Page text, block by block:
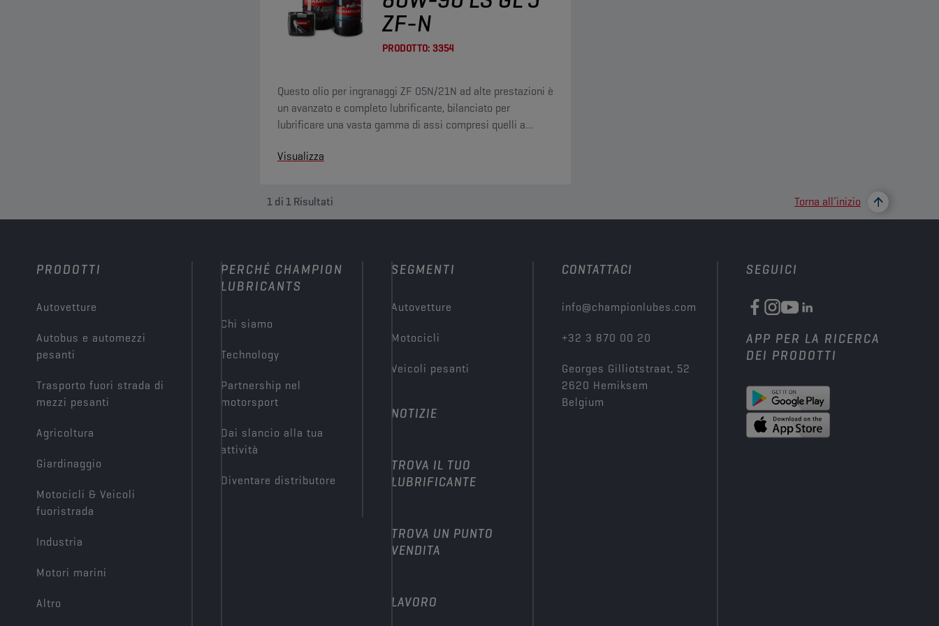
ZF-N
PRODOTTO: 3354
Questo olio per ingranaggi ZF 05N/21N ad alte prestazioni è
un avanzato e completo lubrificante, bilanciato per
lubrificare una vasta gamma di assi compresi quelli a
Visualizza
1di 1Risultati Torna all’inizio
PRODOTTI
Autovetture
Autobus e automezzi
pesanti
Trasporto fuori strada di
mezzi pesanti
Agricoltura
Giardinaggio
Motocicli & Veicoli
fuoristrada
Industria
Motori marini
Altro
PERCHÉ CHAMPION
LUBRICANTS
Chi siamo
Technology
Partnership nel
motorsport
Dai slancio alla tua
attività
Diventare distributore
SEGMENTI
Autovetture
Motocicli
Veicoli pesanti
NOTIZIE
TROVA IL TUO
LUBRIFICANTE
TROVA UN PUNTO
VENDITA
LAVORO
CONTATTACI
info@championlubes.com
+32 3 870 00 20
Georges Gilliotstraat, 52
2620 Hemiksem
Belgium
SEGUICI
APP PER LA RICERCA
DEI PRODOTTI